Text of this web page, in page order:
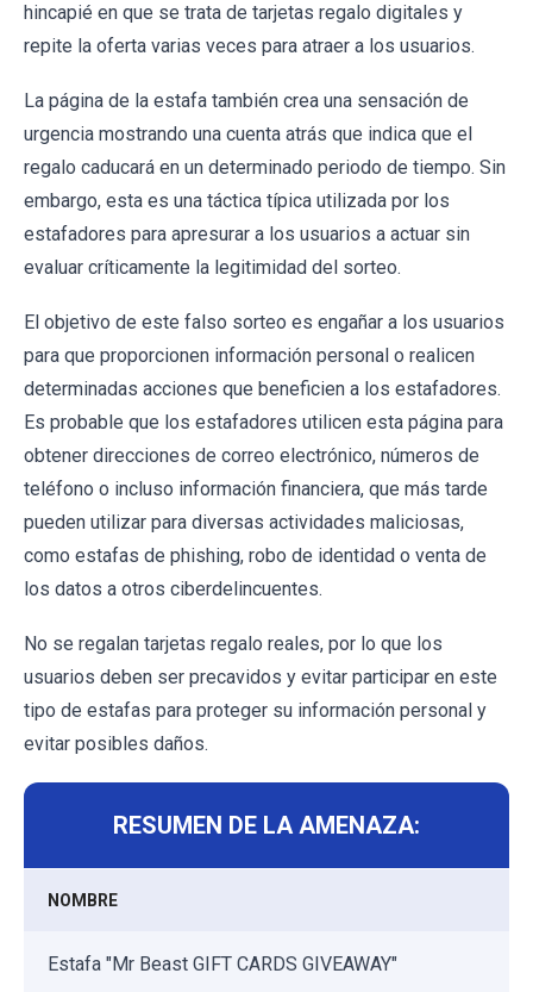
hincapié en que se trata de tarjetas regalo digitales y
repite la oferta varias veces para atraer a los usuarios.
La página de la estafa también crea una sensación de
urgencia mostrando una cuenta atrás que indica que el
regalo caducará en un determinado periodo de tiempo. Sin
embargo, esta es una táctica típica utilizada por los
estafadores para apresurar a los usuarios a actuar sin
evaluar críticamente la legitimidad del sorteo.
El objetivo de este falso sorteo es engañar a los usuarios
para que proporcionen información personal o realicen
determinadas acciones que beneficien a los estafadores.
Es probable que los estafadores utilicen esta página para
obtener direcciones de correo electrónico, números de
teléfono o incluso información financiera, que más tarde
pueden utilizar para diversas actividades maliciosas,
como estafas de phishing, robo de identidad o venta de
los datos a otros ciberdelincuentes.
No se regalan tarjetas regalo reales, por lo que los
usuarios deben ser precavidos y evitar participar en este
tipo de estafas para proteger su información personal y
evitar posibles daños.
RESUMEN DE LA AMENAZA:
NOMBRE
Estafa "Mr Beast GIFT CARDS GIVEAWAY"